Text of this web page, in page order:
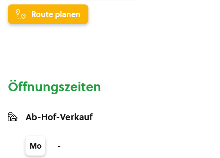
Route planen
Öffnungszeiten
Ab-Hof-Verkauf
Mo -